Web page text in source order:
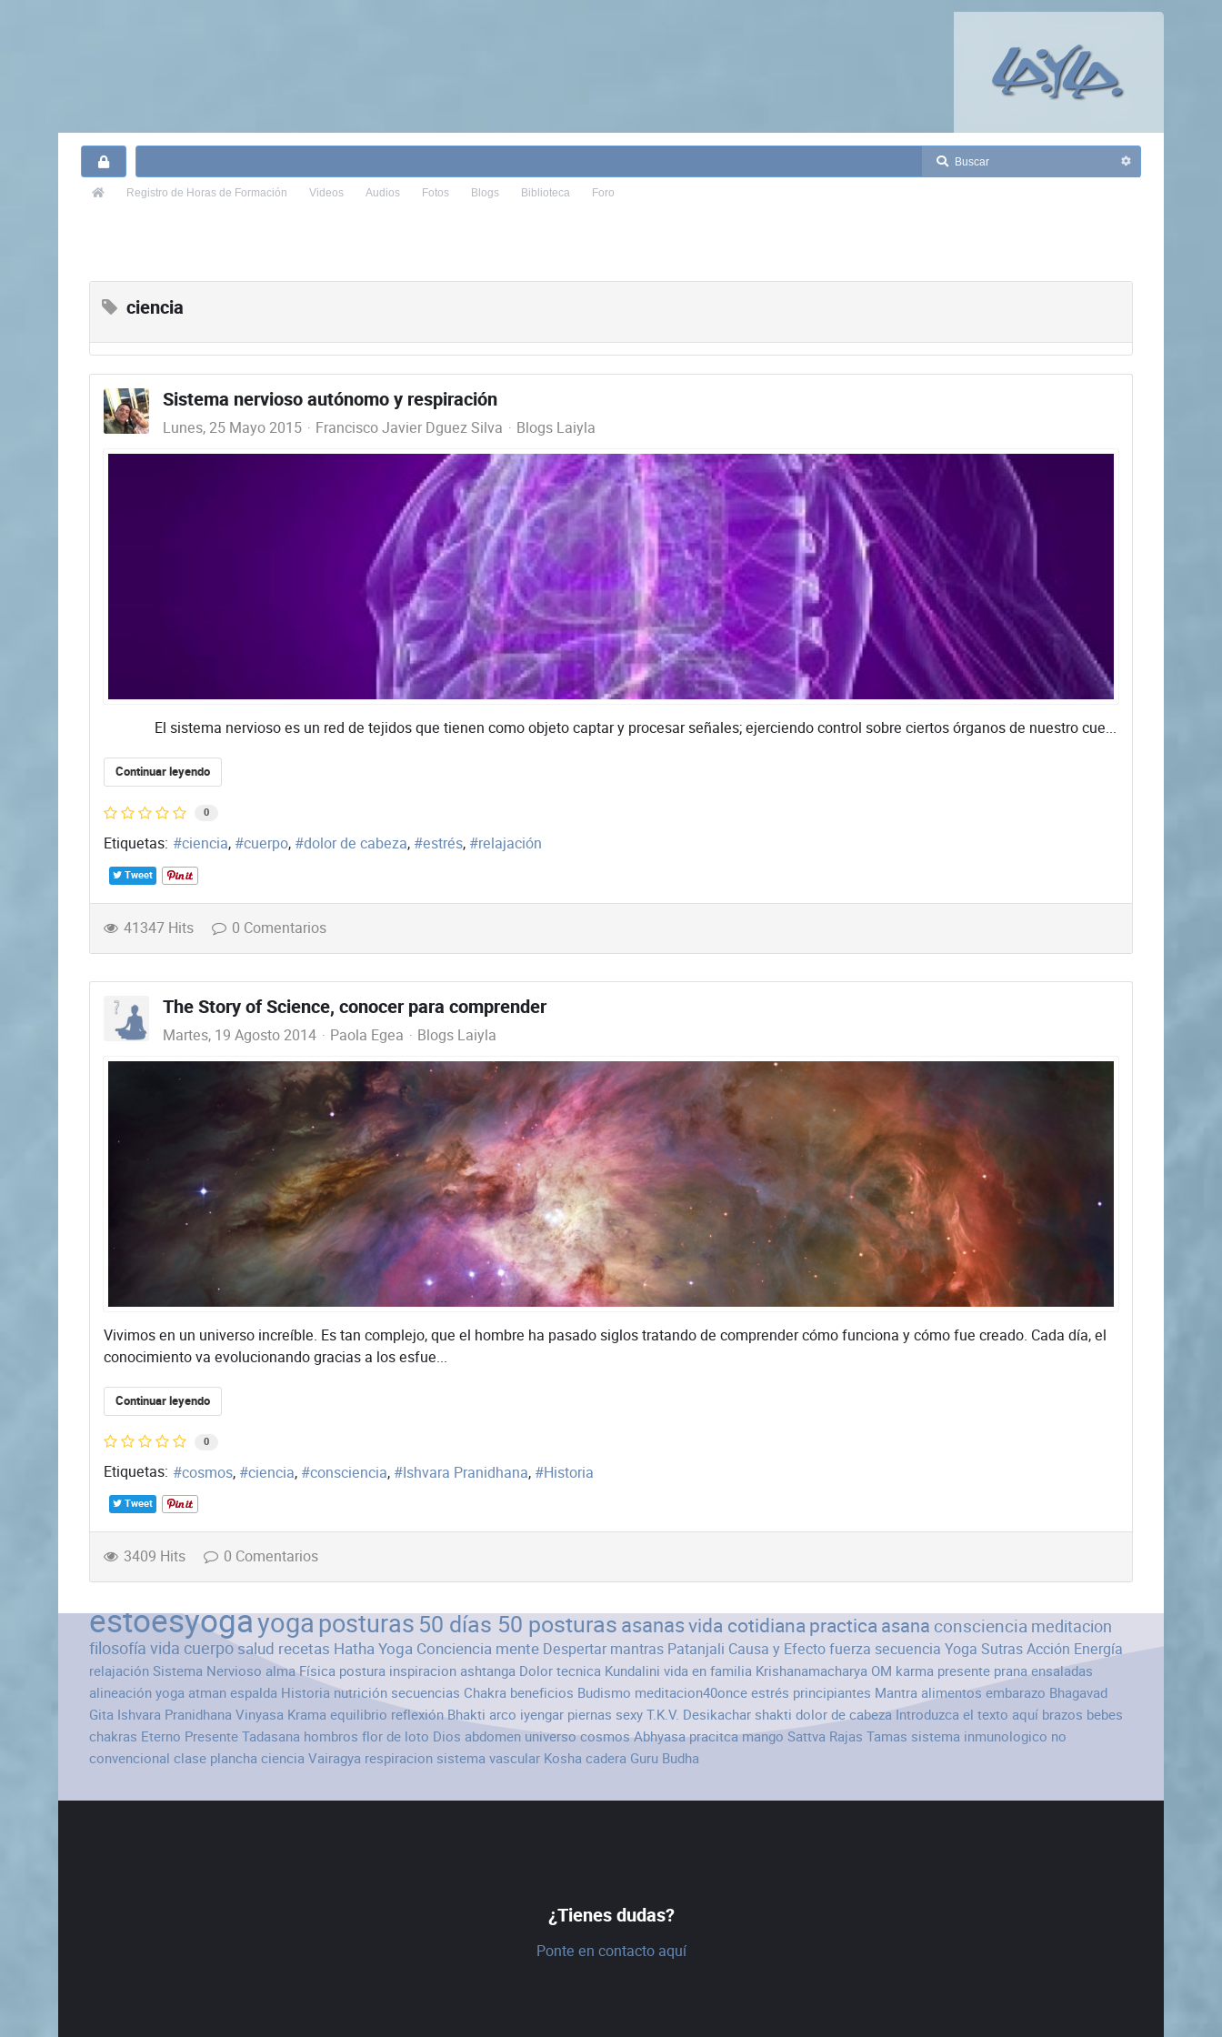
Registro de Horas de Formación Videos Audios Fotos Blogs Biblioteca Foro
ciencia
Sistema nervioso autónomo y respiración
Lunes, 25 Mayo 2015 Francisco Javier Dguez Silva Blogs Laiyla
El sistema nervioso es un red de tejidos que tienen como objeto captar y procesar señales; ejerciendo control sobre ciertos órganos de nuestro cue...
Continuar leyendo
0
Etiquetas: ciencia cuerpo dolor de cabeza estrés relajación
Tweet
41347 Hits 0 Comentarios
The Story of Science, conocer para comprender
Martes, 19 Agosto 2014 Paola Egea Blogs Laiyla
Vivimos en un universo increíble. Es tan complejo, que el hombre ha pasado siglos tratando de comprender cómo funciona y cómo fue creado. Cada día, el
conocimiento va evolucionando gracias a los esfue...
Continuar leyendo
0
Etiquetas: cosmos ciencia consciencia Ishvara Pranidhana Historia
Tweet
3409 Hits 0 Comentarios
estoesyogayogaposturas50 días 50 posturasasanasvida cotidianapracticaasana consciencia meditacion
filosofía vida cuerposalud recetas Hatha Yoga Conciencia mente Despertar mantras Patanjali Causa y Efectofuerza secuencia Yoga SutrasAcción Energía
relajaciónSistema Nervioso alma Física postura inspiracion ashtanga Dolortecnica Kundalini vida en familia Krishanamacharya OM karma presente pranaensaladas
alineaciónyoga atmanespalda Historia nutrición secuencias Chakra beneficios Budismo meditacion40onceestrés principiantes Mantra alimentos embarazo Bhagavad
Gita Ishvara Pranidhana Vinyasa Krama equilibrio reflexión Bhakti arco iyengar piernas sexyT.K.V. Desikachar shakti dolor de cabeza Introduzca el texto aquí brazos bebes
chakras Eterno PresenteTadasana hombros flor de loto Dios abdomen universo cosmos Abhyasa pracitca mango Sattva Rajas Tamas sistema inmunologico no
convencional clase plancha ciencia Vairagya respiracion sistema vascular Kosha cadera Guru Budha
¿Tienes dudas?
Ponte en contacto aquí